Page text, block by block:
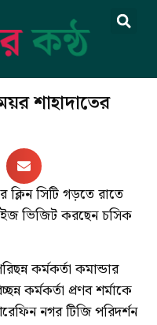
শাহাদাতের
ক্লিন সিটি গড়তে রাতে
ভিজিট করছেন চসিক
কর্মকর্তা কমান্ডার
কর্মকর্তা প্রণব শর্মাকে
নগর টিজি পরিদর্শন